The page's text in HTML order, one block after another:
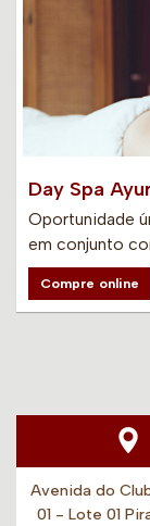
Day Spa
Oportunidade
em conjunto
Compre online
Avenida do
01 - Lote 01